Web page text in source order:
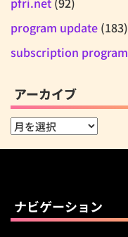
program update (183)
subscription program
アーカイブ
ア
ナビゲーション